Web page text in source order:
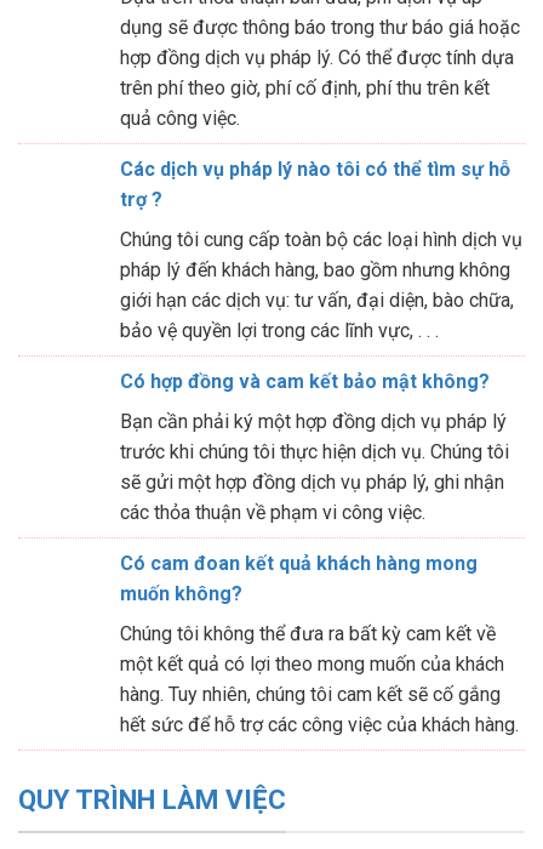
dụng sẽ được thông báo trong thư báo giá hoặc
hợp đồng dịch vụ pháp lý. Có thể được tính dựa
trên phí theo giờ, phí cố định, phí thu trên kết
quả công việc.
Các dịch vụ pháp lý nào tôi có thể tìm sự hỗ
trợ ?
Chúng tôi cung cấp toàn bộ các loại hình dịch vụ
pháp lý đến khách hàng, bao gồm nhưng không
giới hạn các dịch vụ: tư vấn, đại diện, bào chữa,
bảo vệ quyền lợi trong các lĩnh vực, . . .
Có hợp đồng và cam kết bảo mật không?
Bạn cần phải ký một hợp đồng dịch vụ pháp lý
trước khi chúng tôi thực hiện dịch vụ. Chúng tôi
sẽ gửi một hợp đồng dịch vụ pháp lý, ghi nhận
các thỏa thuận về phạm vi công việc.
Có cam đoan kết quả khách hàng mong
muốn không?
Chúng tôi không thể đưa ra bất kỳ cam kết về
một kết quả có lợi theo mong muốn của khách
hàng. Tuy nhiên, chúng tôi cam kết sẽ cố gắng
hết sức để hỗ trợ các công việc của khách hàng.
QUY TRÌNH LÀM VIỆC